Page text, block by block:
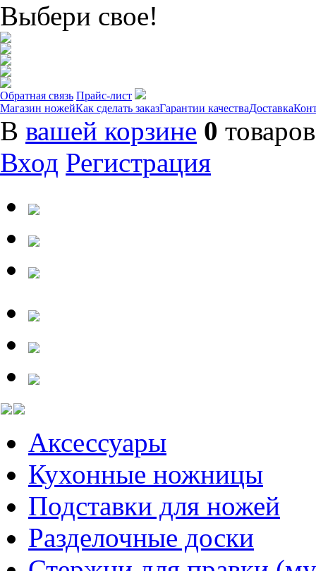
Выбери свое!
Обратная связь Прайс-лист
Магазин ножейКак сделать заказГарантии качестваДоставка
В вашей корзине 0
Вход Регистрация
Аксессуары
Кухонные ножницы
Подставки для ножей
Разделочные доски